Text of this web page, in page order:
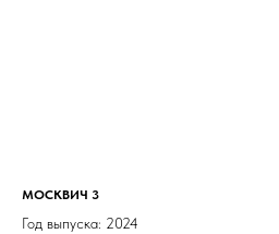
МОСКВИЧ 3
Год выпуска: 2024